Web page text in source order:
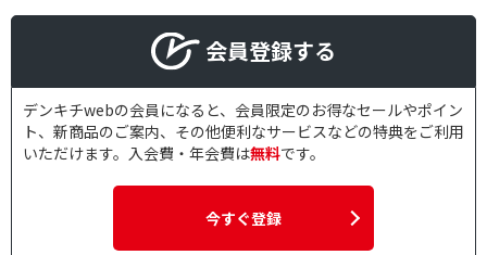
会員登録する
デンキチwebの会員になると、会員限定のお得なセールやポイン
ト、新商品のご案内、その他便利なサービスなどの特典をご利用
いただけます。入会費・年会費は無料です。
今すぐ登録